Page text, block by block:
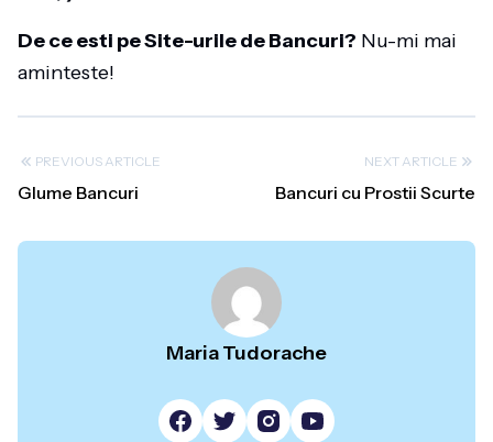
De ce esti pe Site-urile de Bancuri? Nu-mi mai
aminteste!
PREVIOUS ARTICLE
Glume Bancuri
NEXT ARTICLE
Bancuri cu Prostii Scurte
Maria Tudorache